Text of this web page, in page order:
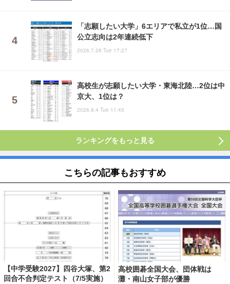
「志願したい大学」6エリアで私立が1位…国
公立志向は2年連続低下
2026.7.28 Tue 17:27
高校生が志願したい大学・東海北陸…2位は中
京大、1位は？
2026.8.4 Tue 11:45
ランキングをもっと見る
こちらの記事もおすすめ
【中学受験2027】四谷大塚、第2
回合不合判定テスト（7/5実施）
高校囲碁全国大会、団体戦は
灘・南山女子部が優勝